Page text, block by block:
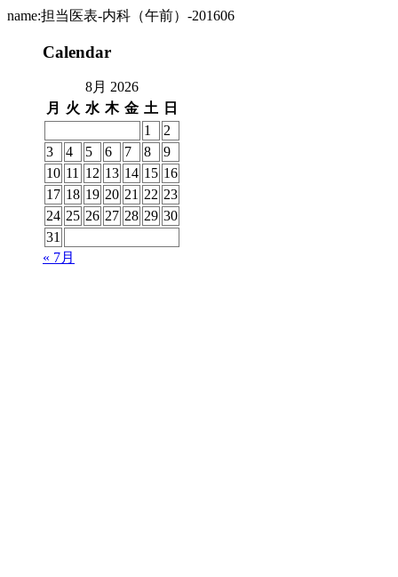
name:担当医表-内科（午前）-201606
Calendar
8月 2026
月
火 水 木 金 土 日
1
2
3
4 5 6 7 8
9
10 11 12 13 14 15 16
17 18 19 20 21 22 23
24 25 26 27 28 29 30
31
« 7月